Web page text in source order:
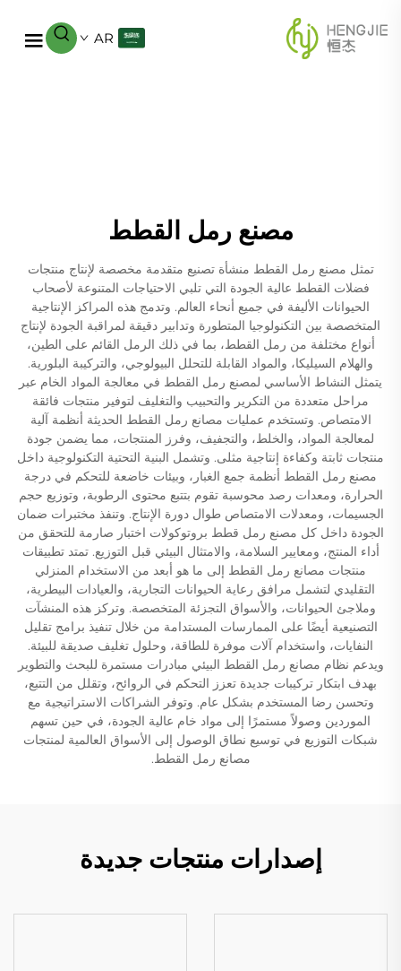
AR
مصنع رمل القطط
تمثل مصنع رمل القطط منشأة تصنيع متقدمة مخصصة لإنتاج منتجات
فضلات القطط عالية الجودة التي تلبي الاحتياجات المتنوعة لأصحاب
الحيوانات الأليفة في جميع أنحاء العالم. وتدمج هذه المراكز الإنتاجية
المتخصصة بين التكنولوجيا المتطورة وتدابير دقيقة لمراقبة الجودة لإنتاج
أنواع مختلفة من رمل القطط، بما في ذلك الرمل القائم على الطين،
والهلام السيليكا، والمواد القابلة للتحلل البيولوجي، والتركيبة البلورية.
يتمثل النشاط الأساسي لمصنع رمل القطط في معالجة المواد الخام عبر
مراحل متعددة من التكرير والتحبيب والتغليف لتوفير منتجات فائقة
الامتصاص. وتستخدم عمليات مصانع رمل القطط الحديثة أنظمة آلية
لمعالجة المواد، والخلط، والتجفيف، وفرز المنتجات، مما يضمن جودة
منتجات ثابتة وكفاءة إنتاجية مثلى. وتشمل البنية التحتية التكنولوجية داخل
مصنع رمل القطط أنظمة جمع الغبار، وبيئات خاضعة للتحكم في درجة
الحرارة، ومعدات رصد محوسبة تقوم بتتبع محتوى الرطوبة، وتوزيع حجم
الجسيمات، ومعدلات الامتصاص طوال دورة الإنتاج. وتنفذ مختبرات ضمان
الجودة داخل كل مصنع رمل قطط بروتوكولات اختبار صارمة للتحقق من
أداء المنتج، ومعايير السلامة، والامتثال البيئي قبل التوزيع. تمتد تطبيقات
منتجات مصانع رمل القطط إلى ما هو أبعد من الاستخدام المنزلي
التقليدي لتشمل مرافق رعاية الحيوانات التجارية، والعيادات البيطرية،
وملاجئ الحيوانات، والأسواق التجزئة المتخصصة. وتركز هذه المنشآت
التصنيعية أيضًا على الممارسات المستدامة من خلال تنفيذ برامج تقليل
النفايات، واستخدام آلات موفرة للطاقة، وحلول تغليف صديقة للبيئة.
ويدعم نظام مصانع رمل القطط البيئي مبادرات مستمرة للبحث والتطوير
بهدف ابتكار تركيبات جديدة تعزز التحكم في الروائح، وتقلل من التتبع،
وتحسن رضا المستخدم بشكل عام. وتوفر الشراكات الاستراتيجية مع
الموردين وصولاً مستمرًا إلى مواد خام عالية الجودة، في حين تسهم
شبكات التوزيع في توسيع نطاق الوصول إلى الأسواق العالمية لمنتجات
مصانع رمل القطط.
إصدارات منتجات جديدة